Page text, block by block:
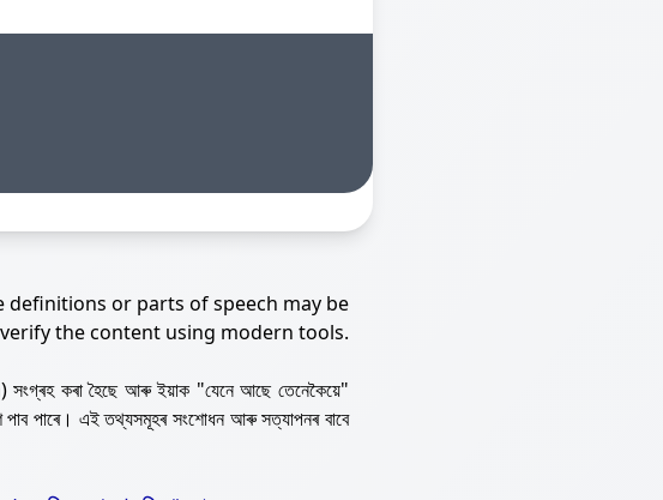
definitions or parts of speech may be
the content using modern tools.
কৰা হৈছে আৰু ইয়াক "যেনে আছে তেনেকৈয়ে"
পাৰে। এই তথ্যসমূহৰ সংশোধন আৰু সত্যাপনৰ বাবে